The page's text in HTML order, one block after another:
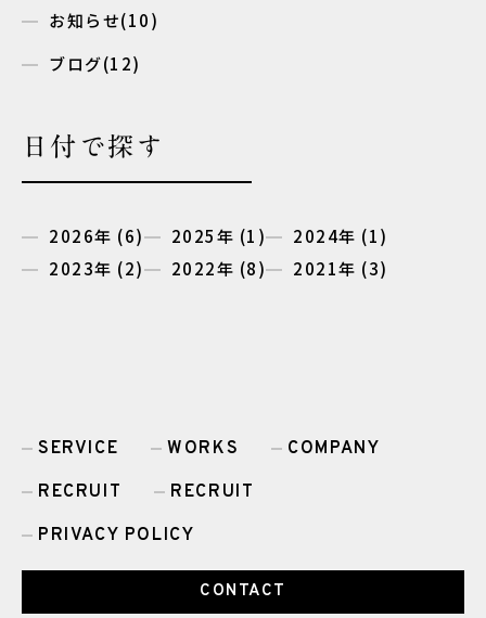
お知らせ(10)
ブログ(12)
日付で探す
2026年 (6) 2025年 (1) 2024年 (1)
2023年 (2) 2022年 (8) 2021年 (3)
SERVICE WORKS
COMPANY
RECRUIT
RECRUIT
PRIVACY POLICY
CONTACT